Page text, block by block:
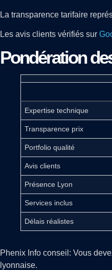
La transparence tarifaire
Les avis clients vérifiés sur
Pondération
Expertise technique
Transparence prix
Portfolio qualité
Avis clients
Présence Lyon
Services inclus
Délais réalistes
Phenix Info conseil: Vous
lyonnaise.